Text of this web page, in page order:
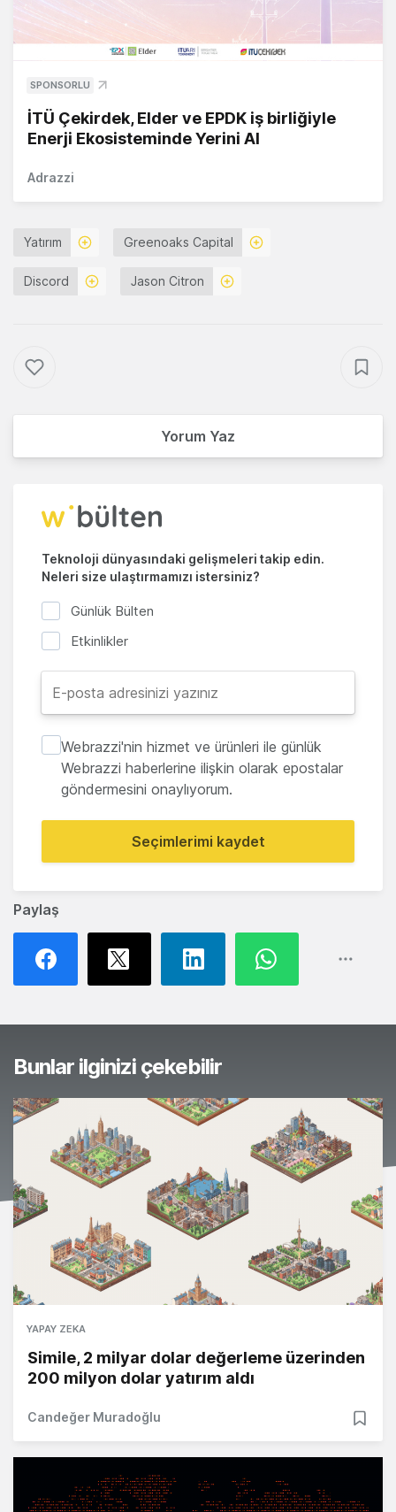
Paylaş
SPONSORLU
İTÜ Çekirdek, Elder ve EPDK iş birliğiyle
Enerji Ekosisteminde Yerini Al
Adrazzi
Yatırım Greenoaks Capital
Discord Jason Citron
Yorum Yaz
Teknoloji dünyasındaki gelişmeleri takip edin.
Neleri size ulaştırmamızı istersiniz?
Günlük Bülten
Etkinlikler
Webrazzi'nin hizmet ve ürünleri ile günlük
Webrazzi haberlerine ilişkin olarak epostalar
göndermesini onaylıyorum.
Seçimlerimi kaydet
Bunlar ilginizi çekebilir
YAPAY ZEKA
Simile, 2 milyar dolar değerleme üzerinden
200 milyon dolar yatırım aldı
Candeğer Muradoğlu